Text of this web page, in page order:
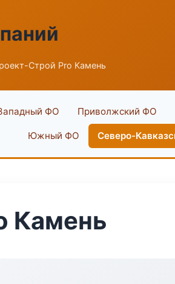
Строй Pro Камень
ФО Приволжский ФО
Южный ФО Северо-
Камень